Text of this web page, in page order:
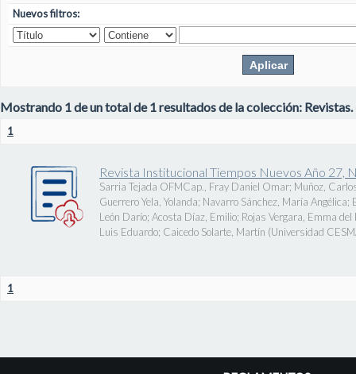
Nuevos filtros:
Mostrando 1 de un total de 1 resultados de la colección: Revistas.
1
Revista Institucional Tiempos Nuevos Año 27,
Sarria Tejada OFMCap., Fray Daniel Omar; Muñoz,
Guerrero Yela, Yolanda; Navarro Sánchez, María Angélica;
León Darío; Acosta Díaz, Emilio; Rojas Vergara, Emma del
Luis Eduardo; Caicedo Solarte, Martín (Universidad
1